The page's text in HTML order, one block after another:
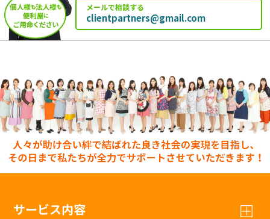
メールで相談する
clientpartners@gmail.com
サービス内容